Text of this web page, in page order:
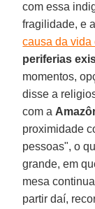
com essa
fragilidade, e
causa da vida
periferias
momentos,
disse a
com a
proximidade
pessoas", o
grande, em
mesa
partir daí,